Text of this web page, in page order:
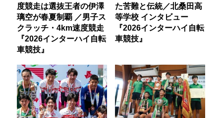
度競走は選抜王者の伊澤
璃空が春夏制覇 ／男子ス
クラッチ・4km速度競走
『2026インターハイ自転
車競技』
た苦難と伝統／北桑田高
等学校 インタビュー
『2026インターハイ自転
車競技』